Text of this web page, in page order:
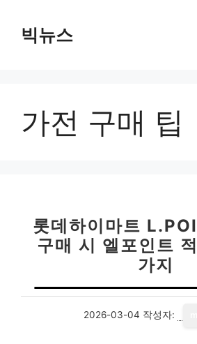
빅뉴스
가전 구매 팁
롯데하이마트
구매 시 엘포인트
가지
2026-03-04 작성자: